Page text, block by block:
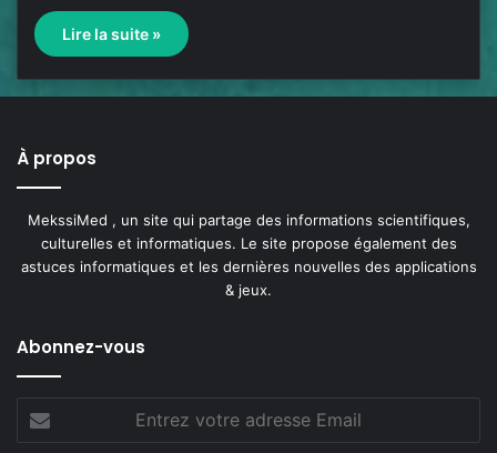
Lire la suite »
À propos
MekssiMed , un site qui partage des informations scientifiques,
culturelles et informatiques. Le site propose également des
astuces informatiques et les dernières nouvelles des applications
& jeux.
Abonnez-vous